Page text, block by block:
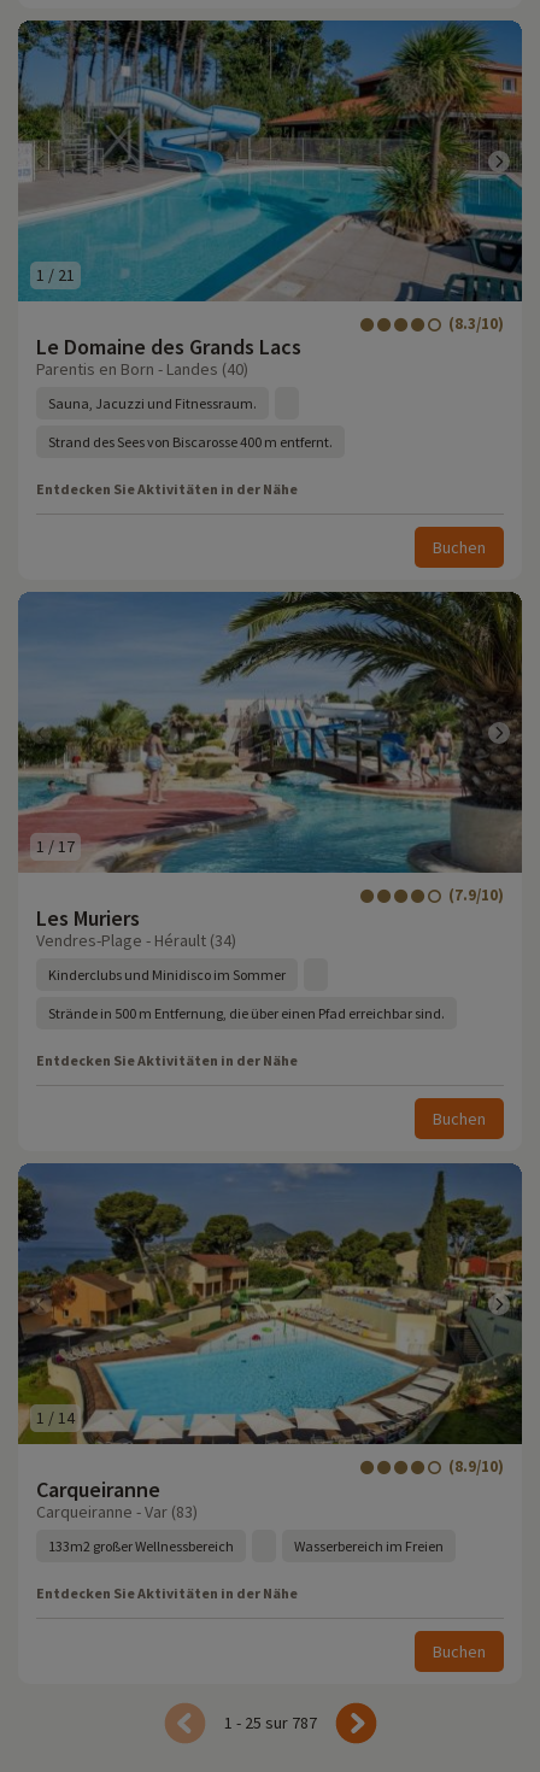
1 / 21
Le Domaine des Grands Lacs
(8.3/10)
Parentis en Born - Landes (40)
Sauna, Jacuzzi und Fitnessraum.
Strand des Sees von Biscarosse 400 m entfernt.
Entdecken Sie Aktivitäten in der Nähe
Buchen
1 / 17
Les Muriers
(7.9/10)
Vendres-Plage - Hérault (34)
Kinderclubs und Minidisco im Sommer
Strände in 500 m Entfernung, die über einen Pfad erreichbar sind.
Entdecken Sie Aktivitäten in der Nähe
Buchen
1 / 14
Carqueiranne
(8.9/10)
Carqueiranne - Var (83)
133m2 großer Wellnessbereich Wasserbereich im Freien
Entdecken Sie Aktivitäten in der Nähe
Buchen
1 - 25 sur 787